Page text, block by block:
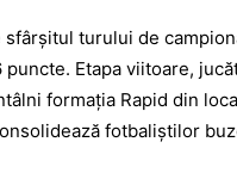
turului de
Etapa viitoare,
formaţia Rapid din
fotbaliştilor